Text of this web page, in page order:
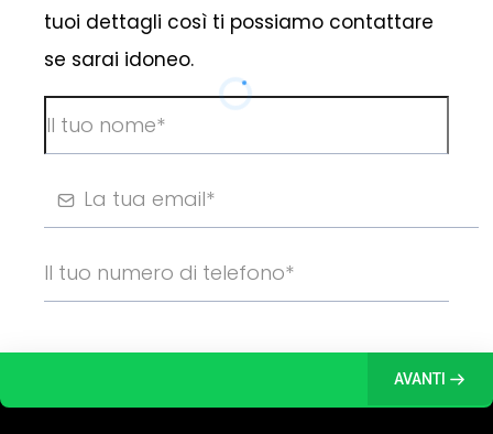
tuoi dettagli così ti possiamo contattare
se sarai idoneo.
AVANTI